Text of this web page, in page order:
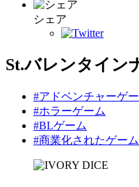
シェア
St.バレンタイン
#アドベンチャーゲ
#ホラーゲーム
#BLゲーム
#商業化されたゲーム